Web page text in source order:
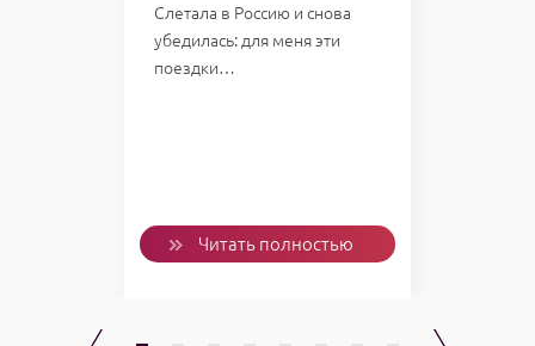
Слетала в Россию и снова
убедилась: для меня эти
поездки…
Читать полностью